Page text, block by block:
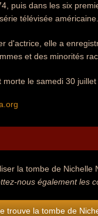
puis dans les six
télévisée américaine.
d'actrice, elle a
et des minorités
morte le samedi 30
la tombe de Nichelle
nous également les
trouve la tombe de